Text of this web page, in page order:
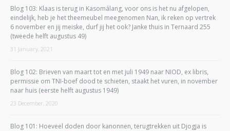
Blog 103: Klaas is terug in Kasomálang, voor ons is het nu afgelopen,
eindelijk, heb je het theemeubel meegenomen Nan, ik reken op vertrek
6 november en jij meiske, durf jij het ook? Janke thuis in Ternaard 255
(tweede helft augustus 49)
31 January, 2021
Blog 102: Brieven van maart tot en met juli 1949 naar NIOD, ex libris,
permissie om TNI-boef dood te schieten, staakt het vuren, in november
naar huis (eerste helft augustus 1949)
23 December, 2020
Blog 101: Hoeveel doden door kanonnen, terugtrekken uit Djogja is